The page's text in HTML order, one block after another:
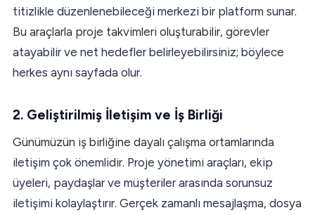
titizlikle düzenlenebileceği merkezi bir platform sunar.
Bu araçlarla proje takvimleri oluşturabilir, görevler
atayabilir ve net hedefler belirleyebilirsiniz; böylece
herkes aynı sayfada olur.
2. Geliştirilmiş İletişim ve İş Birliği
Günümüzün iş birliğine dayalı çalışma ortamlarında
iletişim çok önemlidir. Proje yönetimi araçları, ekip
üyeleri, paydaşlar ve müşteriler arasında sorunsuz
iletişimi kolaylaştırır. Gerçek zamanlı mesajlaşma, dosya